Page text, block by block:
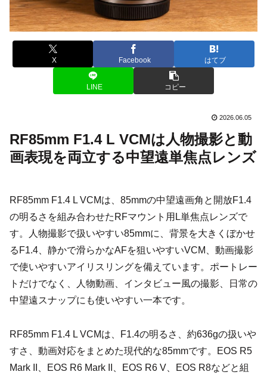
X Facebook はてブ
LINE コピー
2026.06.05
RF85mm F1.4 L VCMは人物撮影と動
画表現を両立する中望遠単焦点レンズ
RF85mm F1.4 L VCMは、85mmの中望遠画角と開放F1.4
の明るさを組み合わせたRFマウント用L単焦点レンズで
す。人物撮影で扱いやすい85mmに、背景を大きくぼかせ
るF1.4、静かで滑らかなAFを狙いやすいVCM、動画撮影
で使いやすいアイリスリングを備えています。ポートレー
トだけでなく、人物動画、インタビュー風の撮影、日常の
中望遠スナップにも使いやすい一本です。
RF85mm F1.4 L VCMは、F1.4の明るさ、約636gの扱いや
すさ、動画対応をまとめた現代的な85mmです。EOS R5
Mark II、EOS R6 Mark II、EOS R6 V、EOS R8などと組